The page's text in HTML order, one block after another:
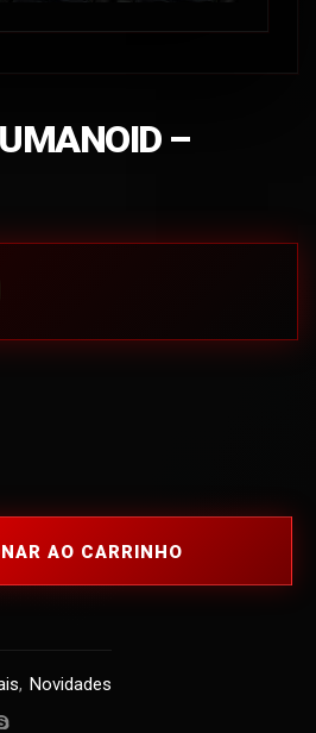
–
AO CARRINHO
, Novidades